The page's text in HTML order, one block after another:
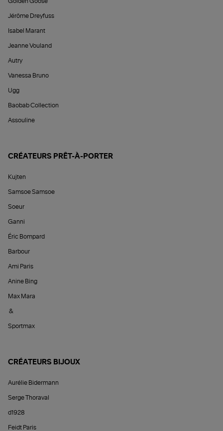
Jérôme Dreyfuss
Isabel Marant
Jeanne Vouland
Autry
Vanessa Bruno
Ugg
Baobab Collection
Assouline
CRÉATEURS PRÊT-À-PORTER
Kujten
Samsoe Samsoe
Soeur
Ganni
Éric Bompard
Barbour
Ami Paris
Anine Bing
Max Mara
&
Sportmax
CRÉATEURS BIJOUX
Aurélie Bidermann
Serge Thoraval
d1928
Feidt Paris